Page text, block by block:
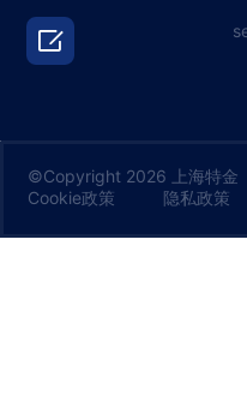
©Copyright 2026 上海特金
Cookie政策
隐私政策
